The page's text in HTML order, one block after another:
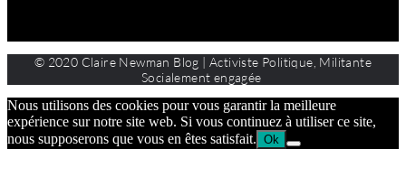
© 2020 Claire Newman Blog | Activiste Politique, Militante
Socialement engagée
Nous utilisons des cookies pour vous garantir la meilleure
expérience sur notre site web. Si vous continuez à utiliser ce site,
nous supposerons que vous en êtes satisfait. Ok